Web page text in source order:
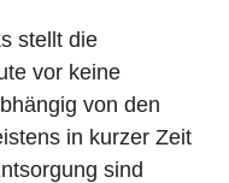
stellt die
vor keine
von den
in kurzer Zeit
sind